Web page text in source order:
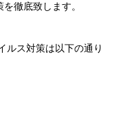
徹底致します。
ルス対策は以下の通り